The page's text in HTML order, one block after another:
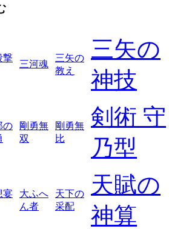
撃
三河魂
三矢の
教え
三矢の
神技
の
剛勇無
双
剛勇無
比
剣術 守
乃型
宴
大ふへ
ん者
天下の
采配
天賦の
神算